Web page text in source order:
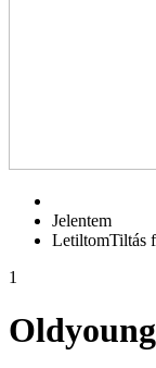
Jelentem
LetiltomTiltás
1